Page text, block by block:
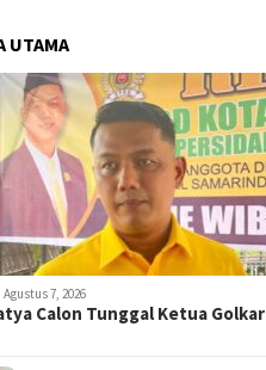
UTAMA
Agustus 7, 2026
Calon Tunggal Ketua Golkar